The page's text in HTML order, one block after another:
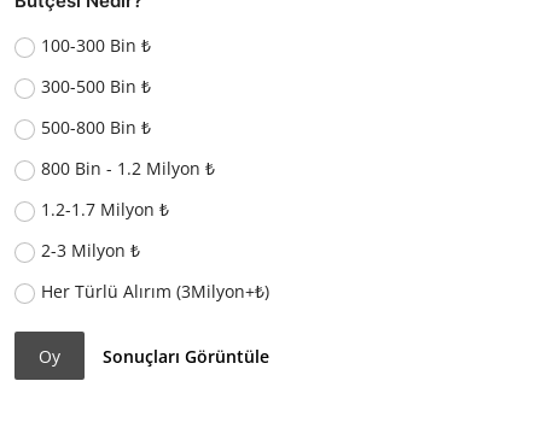
100-300 Bin ₺
300-500 Bin ₺
500-800 Bin ₺
800 Bin - 1.2 Milyon ₺
1.2-1.7 Milyon ₺
2-3 Milyon ₺
Her Türlü Alırım (3Milyon+₺)
Oy Sonuçları Görüntüle